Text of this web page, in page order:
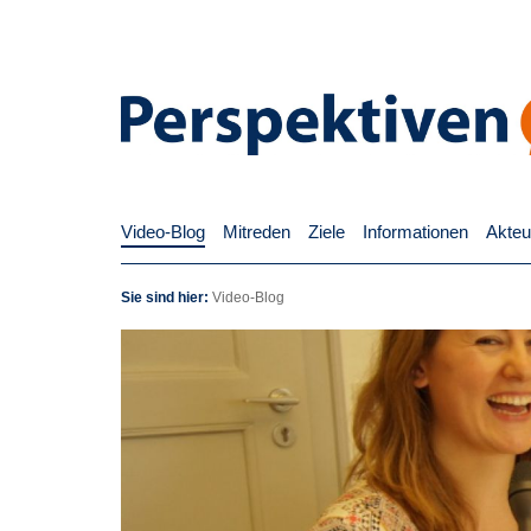
Video-Blog Mitreden Ziele Informationen
Sie sind hier: Video-Blog